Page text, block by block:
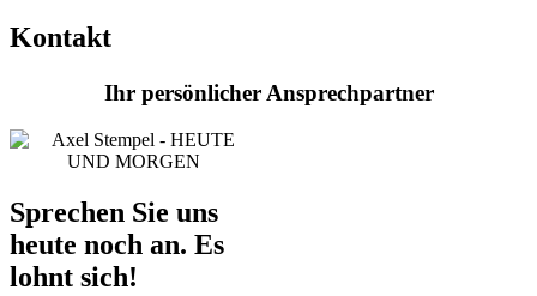
Kontakt
Ihr persönlicher Ansprechpartner
Sprechen Sie uns
heute noch an. Es
lohnt sich!